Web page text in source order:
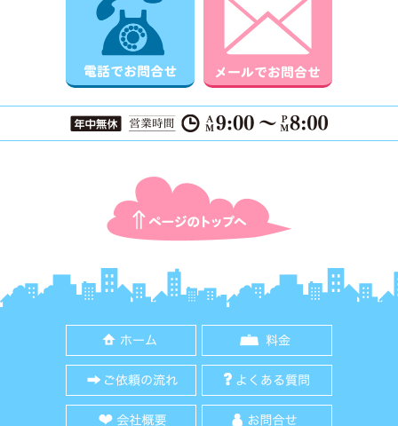
ご依頼の流れ
会社概要